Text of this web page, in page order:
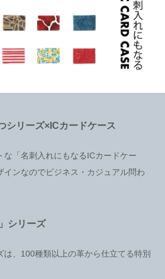
シリーズ×ICカードケース
な「名刺入れにもなるICカードケー
インなのでビジネス・カジュアル問わ
シリーズ
は、100種類以上の革から仕立てる特別